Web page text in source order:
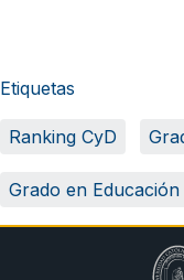
Etiquetas
Ranking CyD
Grado en Educación